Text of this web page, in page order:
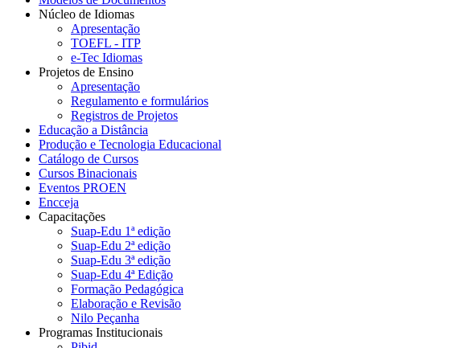
Núcleo de Idiomas
Apresentação
TOEFL - ITP
e-Tec Idiomas
Projetos de Ensino
Apresentação
Regulamento e formulários
Registros de Projetos
Educação a Distância
Produção e Tecnologia Educacional
Catálogo de Cursos
Cursos Binacionais
Eventos PROEN
Encceja
Capacitações
Suap-Edu 1ª edição
Suap-Edu 2ª edição
Suap-Edu 3ª edição
Suap-Edu 4ª Edição
Formação Pedagógica
Elaboração e Revisão
Nilo Peçanha
Programas Institucionais